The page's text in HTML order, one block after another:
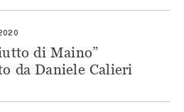
di Maino”
da Daniele Calieri